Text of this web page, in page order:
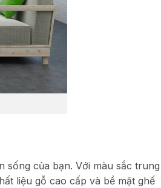
sống của bạn. Với màu sắc trung
liệu gỗ cao cấp và bề mặt ghế